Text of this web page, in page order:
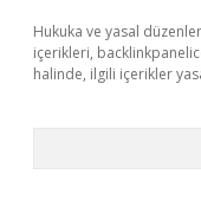
Hukuka ve yasal
içerikleri,
halinde, ilgili içerikler